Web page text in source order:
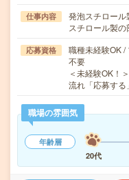
仕事内容
発泡スチロー
スチロール製
応募資格
職種未経験OK /
不要
＜未経験OK！
流れ「応募す
職場の雰囲気
年齢層
20代